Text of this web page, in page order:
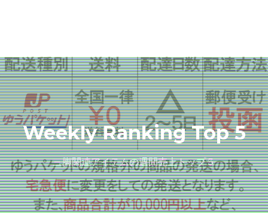
Weekly Ranking Top 5
三脚関連アイテムの週間売上トップ５